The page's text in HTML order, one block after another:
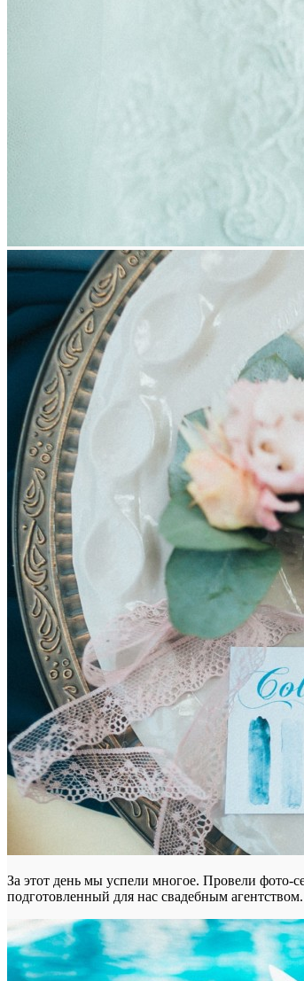
За этот день мы успели многое. Провели фото-
подготовленный для нас свадебным